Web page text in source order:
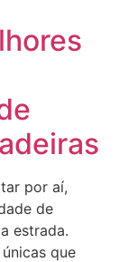
por aí,
de
estrada.
que